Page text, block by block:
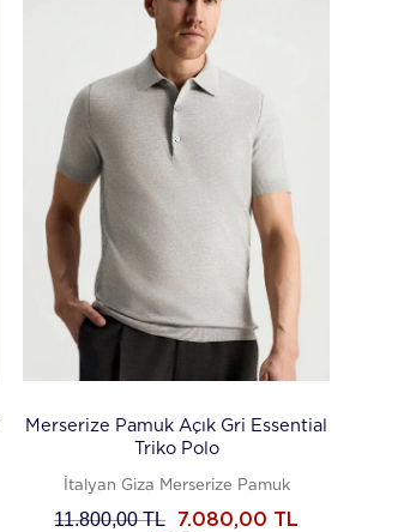
Merserize Pamuk Açık Gri Essential
Triko Polo
İtalyan Giza Merserize Pamuk
11.800,00TL 7.080,00 TL